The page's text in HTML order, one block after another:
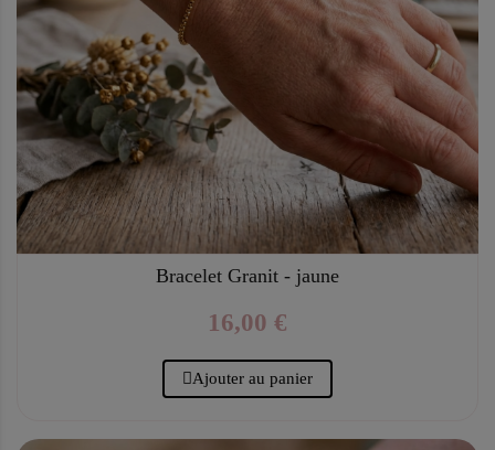
Bracelet Granit - jaune
16,00 €
Ajouter au panier